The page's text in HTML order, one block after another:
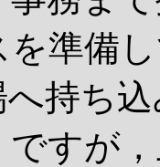
準備
へ持ち
ですが